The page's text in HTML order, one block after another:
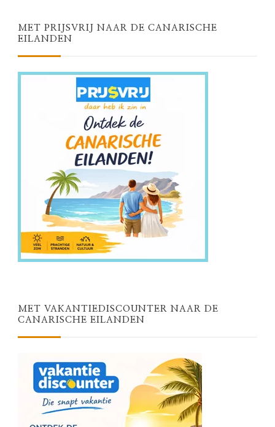
MET PRIJSVRIJ NAAR DE CANARISCHE
EILANDEN
MET VAKANTIEDISCOUNTER NAAR DE
CANARISCHE EILANDEN